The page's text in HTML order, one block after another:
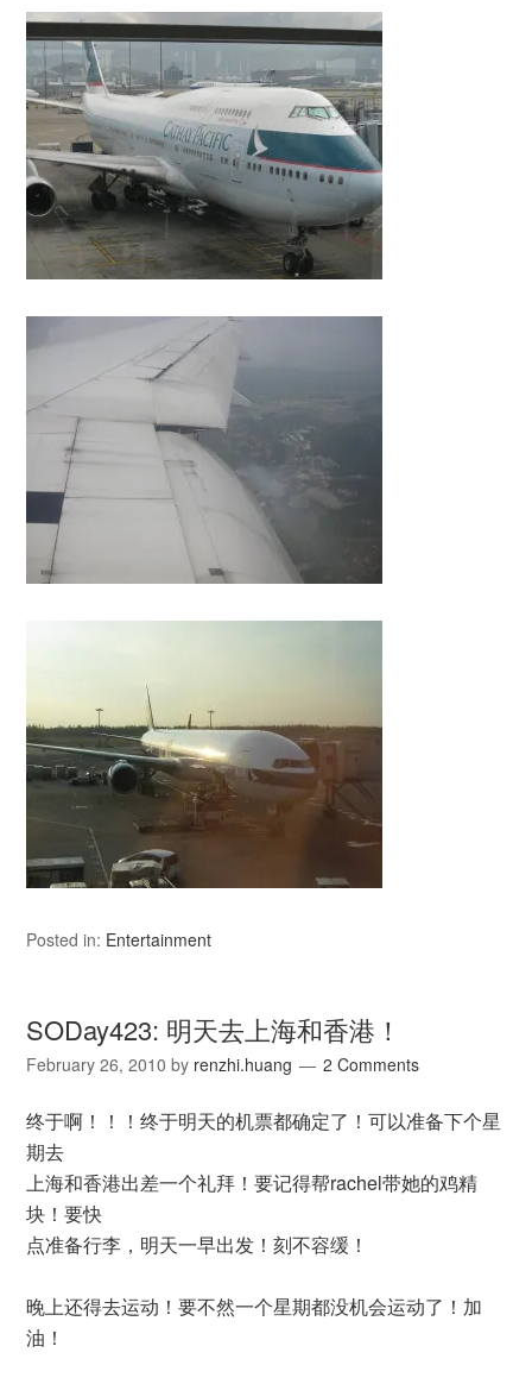
Posted in: Entertainment
SODay423: 明天去上海和香港！
February 26, 2010 by renzhi.huang 2 Comments
终于啊！！！终于明天的机票都确定了！可以准备下个星
期去
上海和香港出差一个礼拜！要记得帮rachel带她的鸡精
块！要快
点准备行李，明天一早出发！刻不容缓！
晚上还得去运动！要不然一个星期都没机会运动了！加
油！